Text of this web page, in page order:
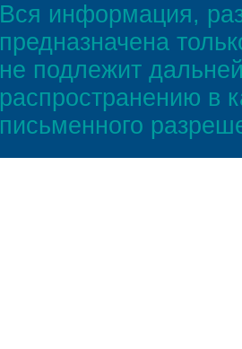
Вся информация,
предназначена
не подлежит
распространению в
письменного